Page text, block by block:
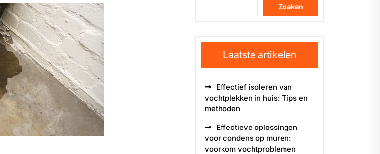
Zoeken
Laatste artikelen
Effectief isoleren van
vochtplekken in huis: Tips en
methoden
Effectieve oplossingen
voor condens op muren:
voorkom vochtproblemen